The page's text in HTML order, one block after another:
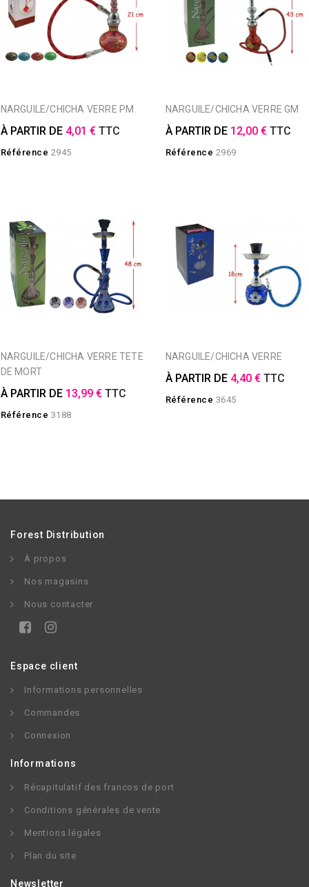
NARGUILE/CHICHA VERRE PM
À PARTIR DE 4,01 € TTC
Référence 2945
NARGUILE/CHICHA VERRE GM
À PARTIR DE 12,00 € TTC
Référence 2969
NARGUILE/CHICHA VERRE TETE
DE MORT
À PARTIR DE 13,99 € TTC
Référence 3188
NARGUILE/CHICHA VERRE
À PARTIR DE 4,40 € TTC
Référence 3645
Forest Distribution
À propos
Nos magasins
Nous contacter
Espace client
Informations personnelles
Commandes
Connexion
Informations
Récapitulatif des francos de port
Conditions générales de vente
Mentions légales
Plan du site
Newsletter